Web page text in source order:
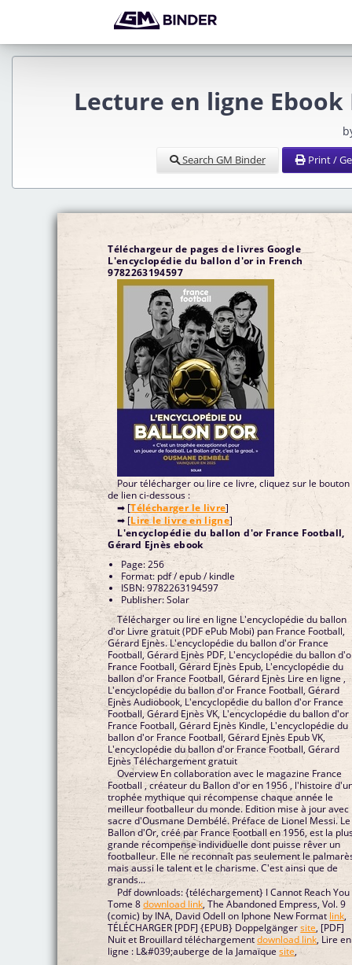
Lecture en ligne
Search GM Binder Print /
Téléchargeur de pages de livres Google
L'encyclopédie du ballon d'or in French
9782263194597
Pour télécharger ou lire ce livre, cliquez sur le bouton
de lien ci-dessous :
➡ [Télécharger le livre]
➡ [Lire le livre en ligne]
L'encyclopédie du ballon d'or France Football,
Gérard Ejnès ebook
Page: 256
Format: pdf / epub / kindle
ISBN: 9782263194597
Publisher: Solar
Télécharger ou lire en ligne L'encyclopédie du ballon
d'or Livre gratuit (PDF ePub Mobi) pan France Football,
Gérard Ejnès. L'encyclopédie du ballon d'or France
Football, Gérard Ejnès PDF, L'encyclopédie du ballon
France Football, Gérard Ejnès Epub, L'encyclopédie du
ballon d'or France Football, Gérard Ejnès Lire en ligne ,
L'encyclopédie du ballon d'or France Football, Gérard
Ejnès Audiobook, L'encyclopédie du ballon d'or France
Football, Gérard Ejnès VK, L'encyclopédie du ballon d'or
France Football, Gérard Ejnès Kindle, L'encyclopédie du
ballon d'or France Football, Gérard Ejnès Epub VK,
L'encyclopédie du ballon d'or France Football, Gérard
Ejnès Téléchargement gratuit
Overview En collaboration avec le magazine France
Football , créateur du Ballon d'or en 1956 , l'histoire
trophée mythique qui récompense chaque année le
meilleur footballeur du monde. Edition mise à jour avec
sacre d'Ousmane Dembélé. Préface de Lionel Messi. Le
Ballon d'Or, créé par France Football en 1956, est la
grande récompense individuelle dont puisse rêver un
footballeur. Elle ne reconnaît pas seulement le
mais aussi le talent et le charisme. C'est ainsi que de
grands...
Pdf downloads: {téléchargement} I Cannot Reach You
Tome 8download link, The Abandoned Empress, Vol. 9
(comic) by INA, David Odell on Iphone New Format link,
TÉLÉCHARGER [PDF] {EPUB} Doppelgängersite, [PDF]
Nuit et Brouillard téléchargementdownload link, Lire en
ligne : L&#039;auberge de la Jamaïquesite,